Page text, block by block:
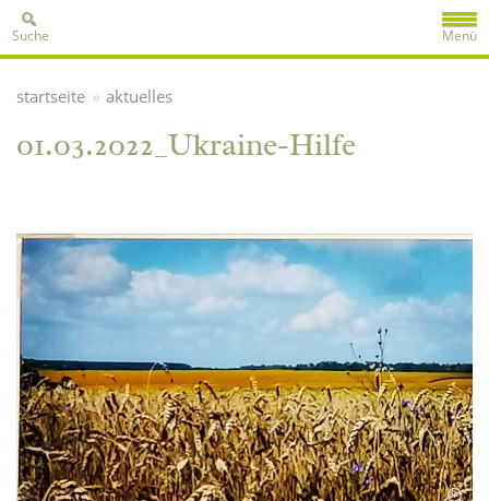
Menü
Suche
startseite » aktuelles
01.03.2022_Ukraine-Hilfe